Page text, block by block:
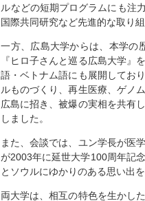
ルなどの短期プログラムにも注
国際共同研究など先進的な取り
一方、広島大学からは、本学の
『ヒロ子さんと巡る広島大学』
語・ベトナム語にも展開してお
ルものづくり、再生医療、ゲノ
広島に招き、被爆の実相を共有
しました。
また、会談では、ユン学長が医
が2003年に延世大学100周年記
とソウルにゆかりのある思い出
両大学は、相互の特色を生かし